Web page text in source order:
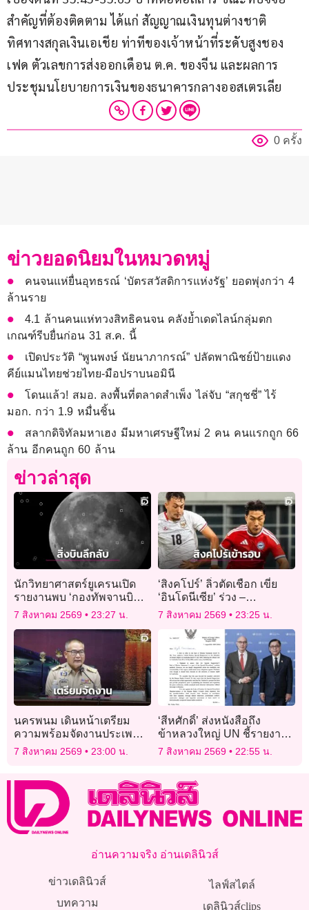
สำคัญที่ต้องติดตาม ได้แก่ สัญญาณเงินทุนต่างชาติ
ทิศทางสกุลเงินเอเชีย ท่าทีของเจ้าหน้าที่ระดับสูงชอง
เฟด ตัวเลขการส่งออกเดือน ต.ค. ของจีน และผลการ
ประชุมนโยบายการเงินของธนาคารกลางออสเตรเลีย
0 ครั้ง
ข่าวยอดนิยมในหมวดหมู่
คนจนแห่ยื่นอุทธรณ์ ‘บัตรสวัสดิการแห่งรัฐ’ ยอดพุ่งกว่า 4
ล้านราย
4.1 ล้านคนแห่ทวงสิทธิคนจน คลังย้ำเดดไลน์กลุ่มตก
เกณฑ์รีบยื่นก่อน 31 ส.ค. นี้
เปิดประวัติ “พูนพงษ์ นัยนาภากรณ์” ปลัดพาณิชย์ป้ายแดง
คีย์แมนไทยช่วยไทย-มือปราบนอมินี
โดนแล้ว! สมอ. ลงพื้นที่ตลาดสำเพ็ง ไล่จับ “สกุชชี่” ไร้
มอก. กว่า 1.9 หมื่นชิ้น
สลากดิจิทัลมหาเฮง มีมหาเศรษฐีใหม่ 2 คน คนแรกถูก 66
ล้าน อีกคนถูก 60 ล้าน
ข่าวล่าสุด
นักวิทยาศาสตร์ยูเครนเปิด
รายงานพบ ‘กองทัพจานบิน’
ใกล้ดวงจันทร์
7 สิงหาคม 2569 23:27 น.
‘สิงคโปร์’ ลิ่วตัดเชือก เขี่ย
‘อินโดนีเซีย’ ร่วง –
‘เวียดนาม’ แชมป์กลุ่ม
7 สิงหาคม 2569 23:25 น.
นครพนม เดินหน้าเตรียม
ความพร้อมจัดงานประเพณี
ไหลเรือไฟ ประจำปี 2569
7 สิงหาคม 2569 23:00 น.
‘สีหศักดิ์’ ส่งหนังสือถึง
ข้าหลวงใหญ่ UN ชี้รายงาน
‘ทอม แอนดรูวส์’ บิดเบือนปม
7 สิงหาคม 2569 22:55 น.
อ่านความจริง อ่านเดลินิวส์
ข่าวเดลินิวส์
บทความ
ไลฟ์สไตล์
เดลินิวส์clips